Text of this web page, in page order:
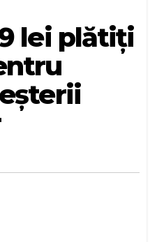
lei plătiți